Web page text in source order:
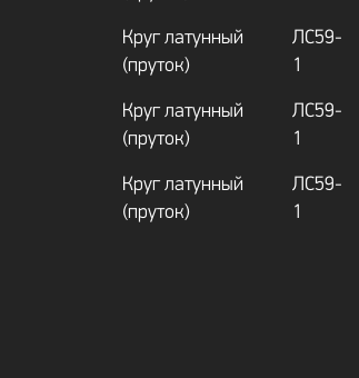
Круг латунный
(пруток)
ЛС59-
1
Круг латунный
(пруток)
ЛС59-
1
Круг латунный
(пруток)
ЛС59-
1